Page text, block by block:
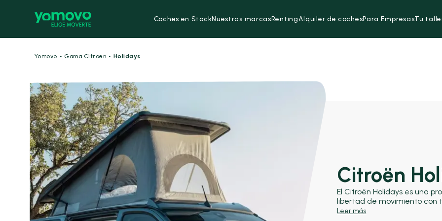
Coches en StockNuestras marcasRentingAlquiler de cochesPara EmpresasTu
Yomovo · Gama Citroën · Holidays
Citroën
El Citroën Holidays es una
libertad de movimiento con
camper compacta. Compite
Leer más